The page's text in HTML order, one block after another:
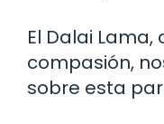
El Dalai
compasión,
sobre esta